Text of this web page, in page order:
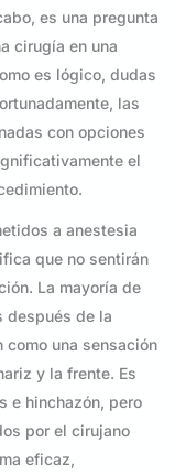
es una pregunta
cirugía en una
es lógico, dudas
las
con opciones
el
a anestesia
que no sentirán
La mayoría de
después de la
una sensación
y la frente. Es
e hinchazón, pero
por el cirujano
eficaz,